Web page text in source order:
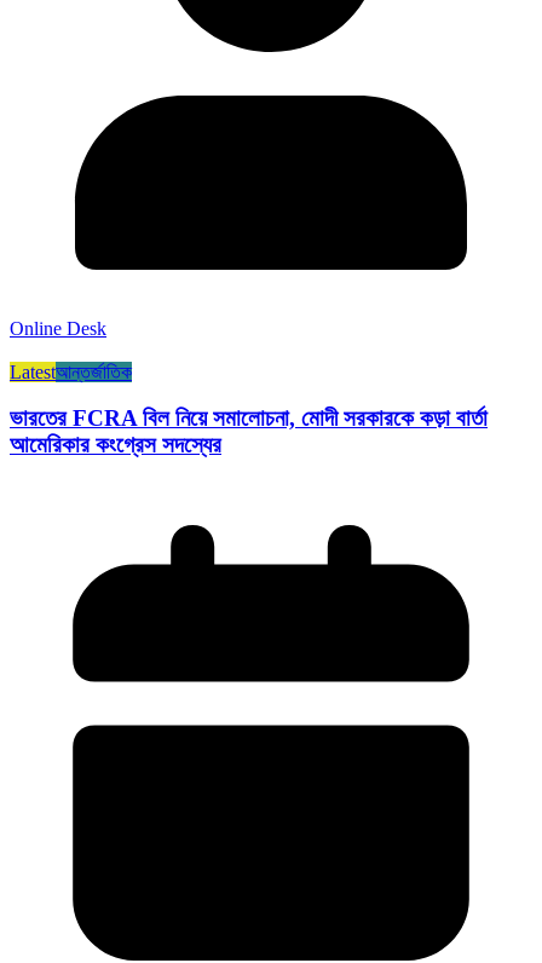
Online Desk
Latestআন্তর্জাতিক
ভারতের FCRA বিল নিয়ে সমালোচনা, মোদী সরকারকে কড়া বার্তা
আমেরিকার কংগ্রেস সদস্যের